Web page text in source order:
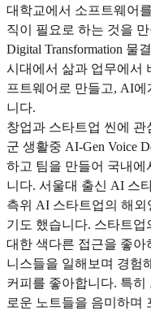
대학교에서 소프트웨어
직이 필요로 하는 것을
Digital Transformation 물
시대에서 삶과 업무에서
프트웨어로 만들고, AI
니다.
창업과 스타트업 씬에 관
군 생활중 AI-Gen Voice
하고 팀을 만들어 국내
니다. 서울대 출신 AI 스
측위 AI 스타트업의 해외
기도 했습니다. 스타트업
대한 색다른 접근을 좋아
니스들을 일해보며 경험
커피를 좋아합니다. 특히
로운 노트들을 음미하며